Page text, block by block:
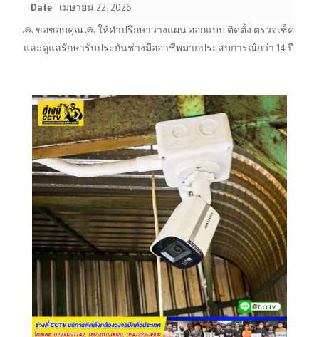
Date เมษายน 22, 2026
🙏 ขอขอบคุณ 🙏 ให้คำปรึกษาวางแผน ออกแบบ ติดตั้ง ตรวจเช็ค
และดูแลรักษารับประกันช่างมืออาชีพมากประสบการณ์กว่า 14 ปี